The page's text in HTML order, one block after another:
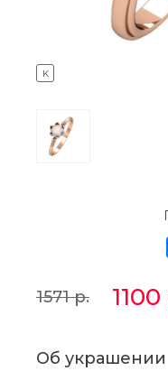
K
1571р. 1100
Об украшении